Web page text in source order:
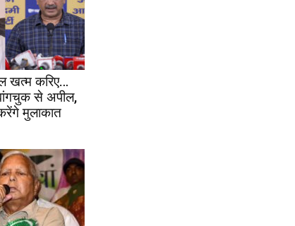
खत्म करिए…
से अपील,
मुलाकात